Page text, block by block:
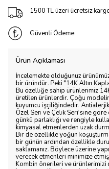
1500 TL üzeri ücretsiz
Güvenli Ödeme
Ürün Açıklaması
İncelemekte olduğunuz
bir üründür. Peki "14K Altın
Bu özelliğe sahip ürünlerimiz
üretilen ürünlerdir. Çoğu
kuyumcu işçiliğindedir.
Özel Seri ve Çelik Seri'sine göre
günkü parlaklığı ve rengiyle
kimyasal etmenlerden uzak
Bir de özellikle yoğun
bir günün ardından özellikle
saklamanız. Böylece üzerine
verecek etmenleri minimize etmiş
Kombin önerileri ve ürünlerimizi